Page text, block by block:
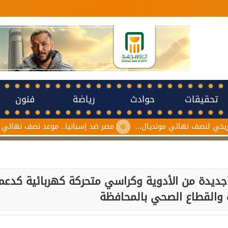
تحقيقات حوادث رياضة فنون
مصر ضد إسبانيا.. موعد نصف نهائي مونديال مونديال...
من الأدوية وكراسي متحركة كهربائية
الصحي بالمحافظة